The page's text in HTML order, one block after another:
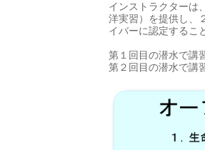
インストラクターは
洋実習）を提供し、
イバーに認定するこ
第１回目の潜水で講
第２回目の潜水で講